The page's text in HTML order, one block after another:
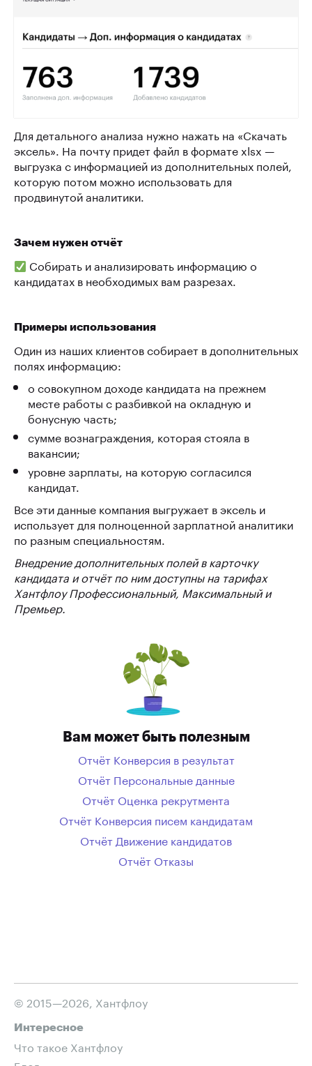
Для детального анализа нужно нажать на «Скачать
эксель». На почту придет файл в формате xlsx —
выгрузка с информацией из дополнительных полей,
которую потом можно использовать для
продвинутой аналитики.
Зачем нужен отчёт
Собирать и анализировать информацию о
кандидатах в необходимых вам разрезах.
Примеры использования
Один из наших клиентов собирает в дополнительных
полях информацию:
о совокупном доходе кандидата на прежнем
месте работы с разбивкой на окладную и
бонусную часть;
сумме вознаграждения, которая стояла в
вакансии;
уровне зарплаты, на которую согласился
кандидат.
Все эти данные компания выгружает в эксель и
использует для полноценной зарплатной аналитики
по разным специальностям.
Внедрение дополнительных полей в карточку
кандидата и отчёт по ним доступны на тарифах
Хантфлоу Профессиональный, Максимальный и
Премьер.
Вам может быть полезным
Отчёт Конверсия в результат
Отчёт Персональные данные
Отчёт Оценка рекрутмента
Отчёт Конверсия писем кандидатам
Отчёт Движение кандидатов
Отчёт Отказы
© 2015—2026, Хантфлоу
Интересное
Что такое Хантфлоу